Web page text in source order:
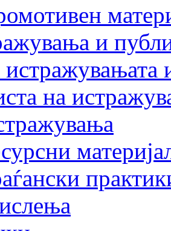
и
истражувањата
на